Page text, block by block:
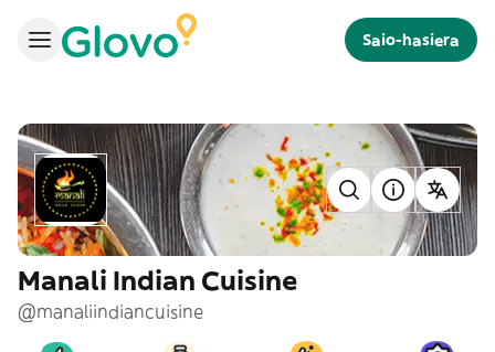
Saio-hasiera
Manali Indian Cuisine
@manaliindiancuisine